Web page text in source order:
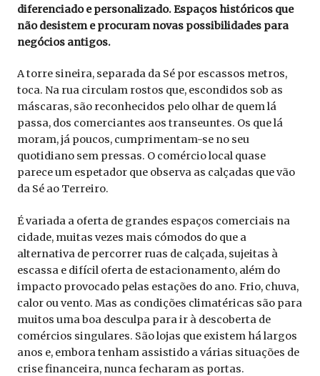
diferenciado e personalizado. Espaços históricos que
não desistem e procuram novas possibilidades para
negócios antigos.
A torre sineira, separada da Sé por escassos metros,
toca. Na rua circulam rostos que, escondidos sob as
máscaras, são reconhecidos pelo olhar de quem lá
passa, dos comerciantes aos transeuntes. Os que lá
moram, já poucos, cumprimentam-se no seu
quotidiano sem pressas. O comércio local quase
parece um espetador que observa as calçadas que vão
da Sé ao Terreiro.
É variada a oferta de grandes espaços comerciais na
cidade, muitas vezes mais cómodos do que a
alternativa de percorrer ruas de calçada, sujeitas à
escassa e difícil oferta de estacionamento, além do
impacto provocado pelas estações do ano. Frio, chuva,
calor ou vento. Mas as condições climatéricas são para
muitos uma boa desculpa para ir à descoberta de
comércios singulares. São lojas que existem há largos
anos e, embora tenham assistido a várias situações de
crise financeira, nunca fecharam as portas.